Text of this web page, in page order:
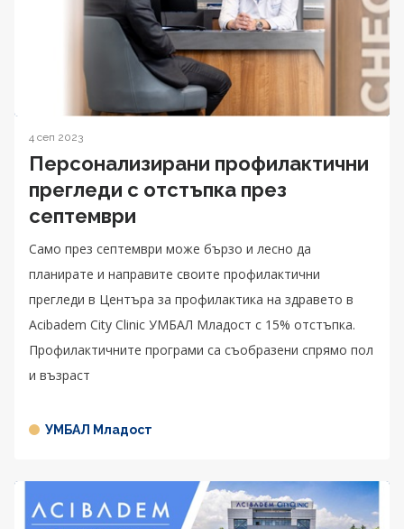
4 сеп 2023
Персонализирани профилактични
прегледи с отстъпка през
септември
Само през септември може бързо и лесно да
планирате и направите своите профилактични
прегледи в Центъра за профилактика на здравето в
Acibаdem City Clinic УМБАЛ Младост с 15% отстъпка.
Профилактичните програми са съобразени спрямо пол
и възраст
УМБАЛ Младост